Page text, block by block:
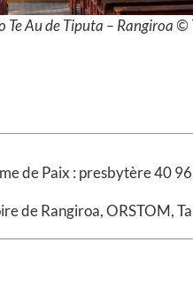
Te Au de Tiputa – Rangiroa ©
de Paix : presbytère 40
de Rangiroa, ORSTOM,